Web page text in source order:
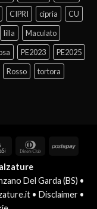
CIPRI cipria
CU
lilla
Maculato
PE2023
PE2025
Rosso
tortora
Del Garda (BS) •
• Disclaimer •